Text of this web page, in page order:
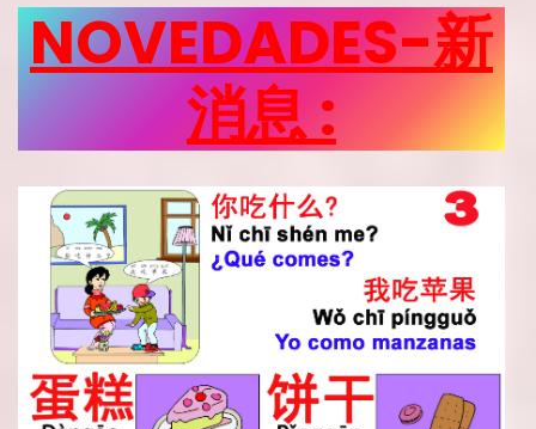
NOVEDADES-新
消息: